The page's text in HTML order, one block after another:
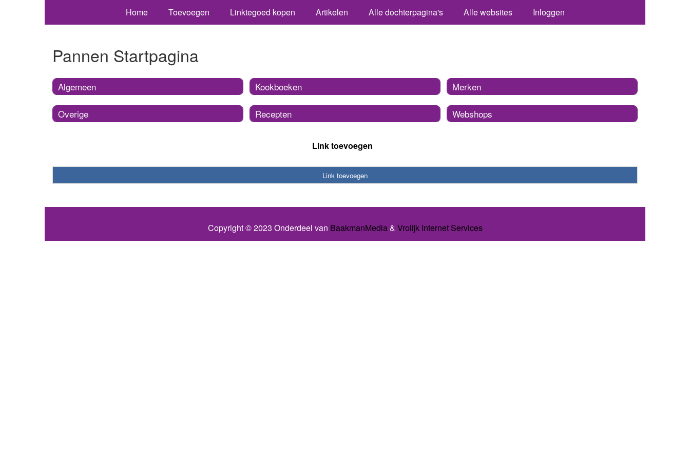
Home Toevoegen Linktegoed kopen Artikelen Alle dochterpagina's Alle websites Inloggen
Pannen Startpagina
Algemeen
Overige
Kookboeken
Recepten
Merken
Webshops
Link toevoegen
Link toevoegen
Copyright © 2023 Onderdeel van BaakmanMedia& Vrolijk Internet Services